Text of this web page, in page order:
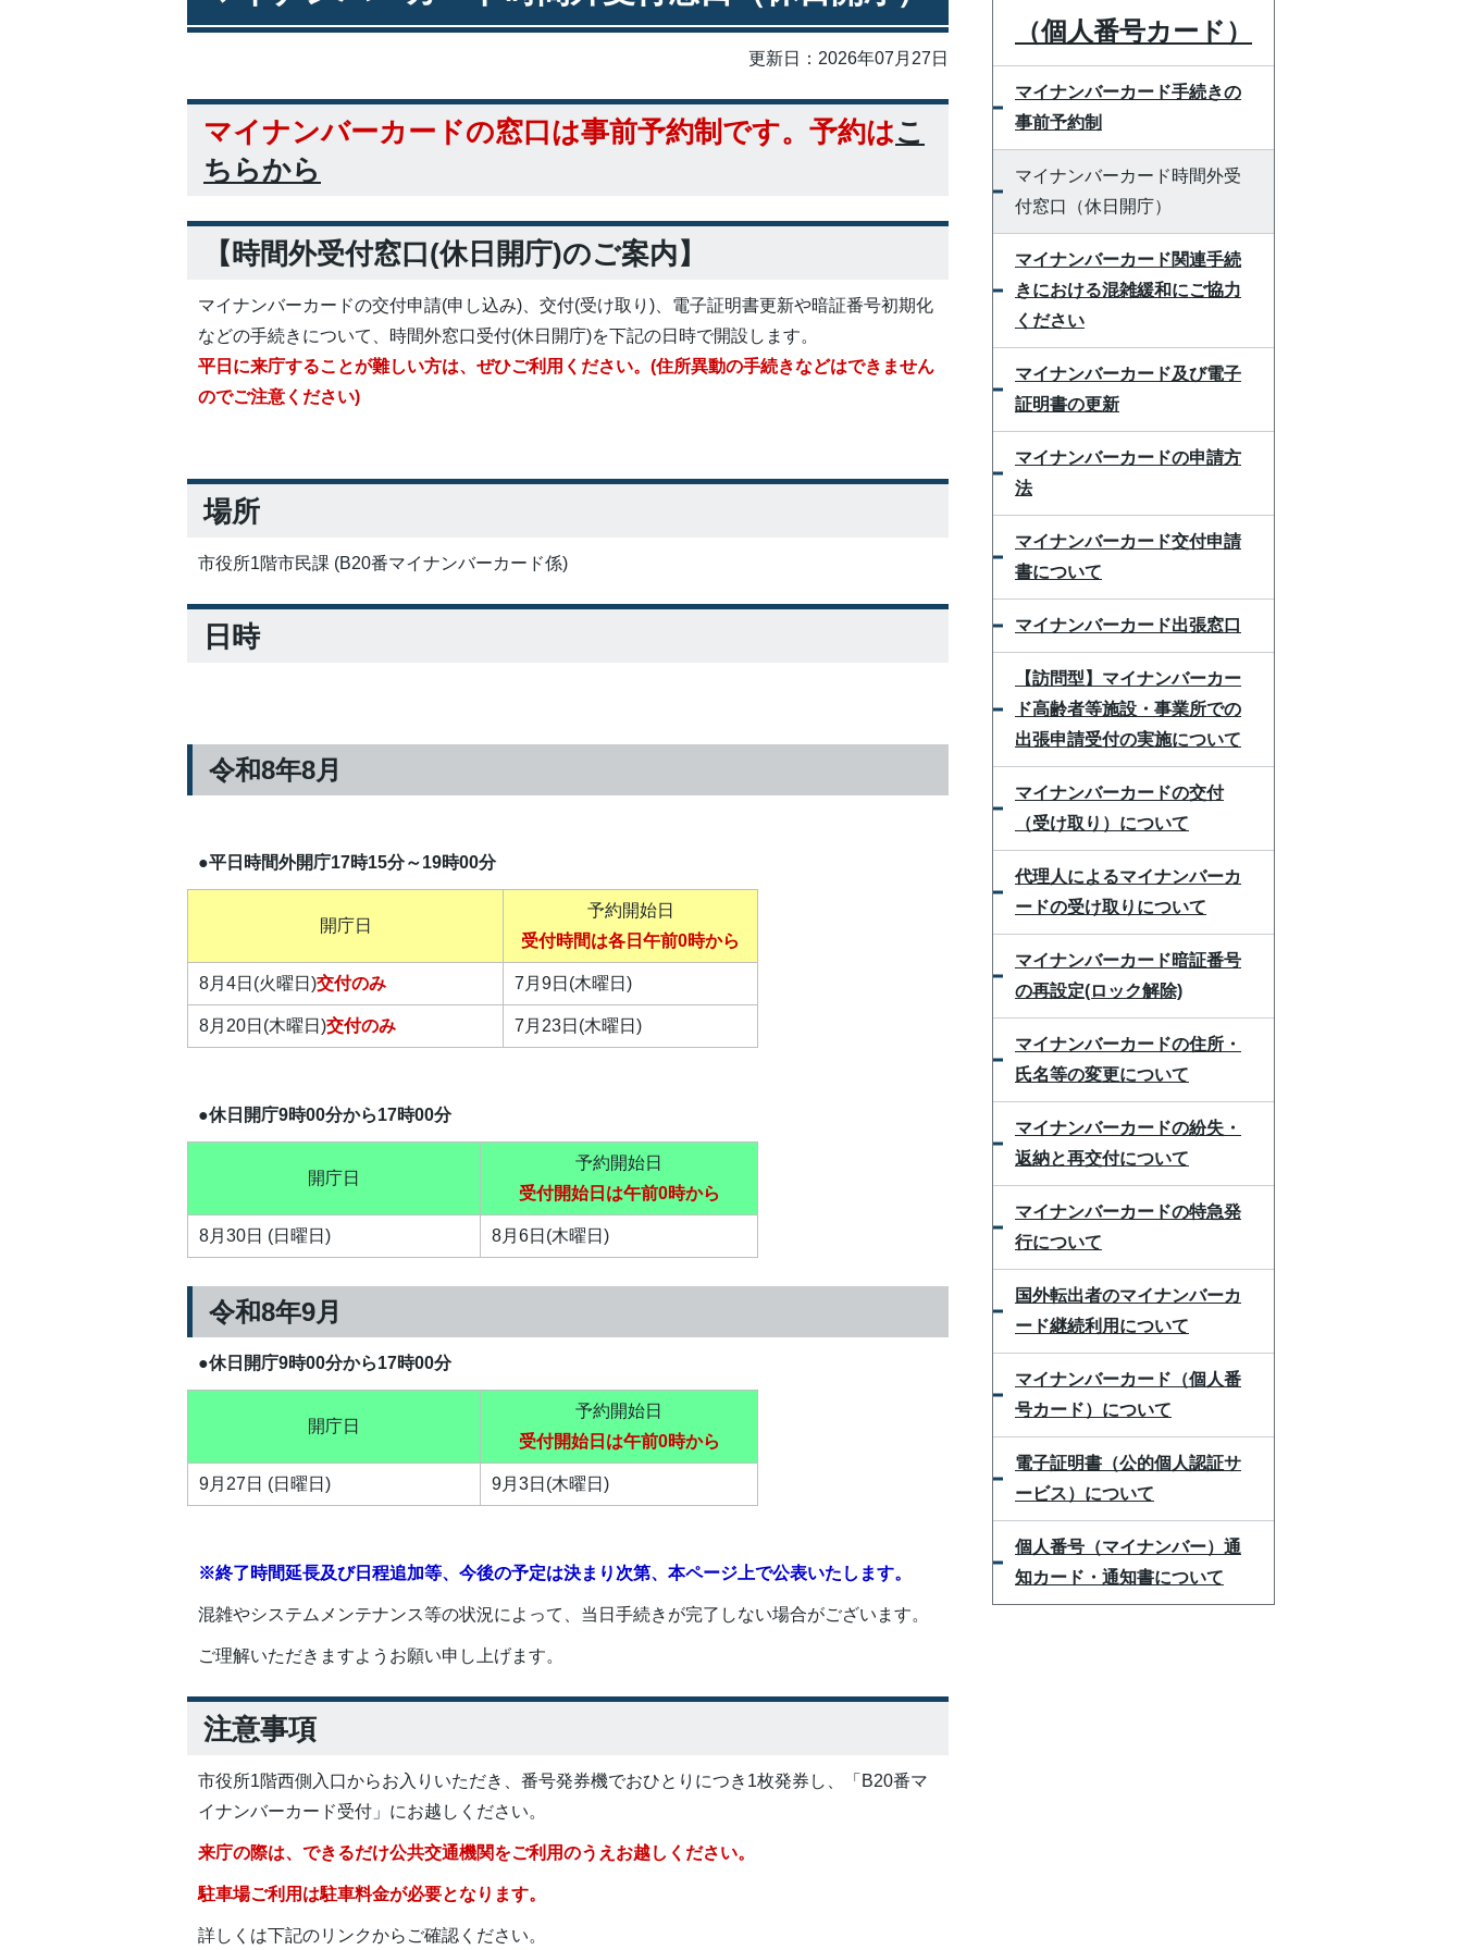
更新日：2026年07月27日
マイナンバーカードの窓口は事前予約制です。 予約はこ
ちらから
【時間外受付窓口(休日開庁)のご案内】
マイナンバーカードの交付申請(申し込み)、交付(受け取り)、電子証明書更新や暗証番号初期化
などの手続きについて、時間外窓口受付(休日開庁)を下記の日時で開設します。
平日に来庁することが難しい方は、ぜひご利用ください。(住所異動の手続きなどはできません
のでご注意ください)
場所
市役所1階市民課 (B20番マイナンバーカード係)
日時
令和8年8月
●平日時間外開庁17時15分～19時00分
開庁日
予約開始日
受付時間は各日午前0時から
8月4日(火曜日)交付のみ 7月9日(木曜日)
8月20日(木曜日)交付のみ 7月23日(木曜日)
●休日開庁9時00分から17時00分
開庁日
予約開始日
受付開始日は午前0時から
8月30日 (日曜日) 8月6日(木曜日)
令和8年9月
●休日開庁9時00分から17時00分
開庁日
予約開始日
受付開始日は午前0時から
9月27日 (日曜日) 9月3日(木曜日)
※終了時間延長及び日程追加等、今後の予定は決まり次第、本ページ上で公表いたします。
混雑やシステムメンテナンス等の状況によって、当日手続きが完了しない場合がございます。
ご理解いただきますようお願い申し上げます。
注意事項
市役所1階西側入口からお入りいただき、番号発券機でおひとりにつき1枚発券し、「B20番マ
イナンバーカード受付」にお越しください。
来庁の際は、できるだけ公共交通機関をご利用のうえお越しください。
駐車場ご利用は駐車料金が必要となります。
詳しくは下記のリンクからご確認ください。
（個人番号カード）
マイナンバーカード手続きの
事前予約制
マイナンバーカード時間外受
付窓口（休日開庁）
マイナンバーカード関連手続
きにおける混雑緩和にご協力
ください
マイナンバーカード及び電子
証明書の更新
マイナンバーカードの申請方
法
マイナンバーカード交付申請
書について
マイナンバーカード出張窓口
【訪問型】マイナンバーカー
ド高齢者等施設・事業所での
出張申請受付の実施について
マイナンバーカードの交付
（受け取り）について
代理人によるマイナンバーカ
ードの受け取りについて
マイナンバーカード暗証番号
の再設定(ロック解除)
マイナンバーカードの住所・
氏名等の変更について
マイナンバーカードの紛失・
返納と再交付について
マイナンバーカードの特急発
行について
国外転出者のマイナンバーカ
ード継続利用について
マイナンバーカード（個人番
号カード）について
電子証明書（公的個人認証サ
ービス）について
個人番号（マイナンバー）通
知カード・通知書について